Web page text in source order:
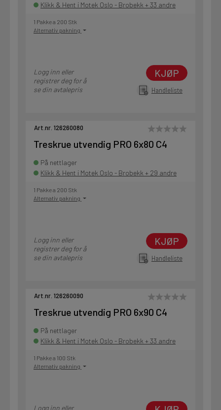
Klikk & Hent i Motek Oslo - Brobekk + 33 andre
1 Pakke a 200 Stk
Alternativ pakning
Logg inn eller
registrer deg for å
se din avtalepris
KJØP
Handleliste
Art.nr. 126260080
Treskrue utvendig PRO 6x80 C4
På nettlager
Klikk & Hent i Motek Oslo - Brobekk + 29 andre
1 Pakke a 200 Stk
Alternativ pakning
Logg inn eller
registrer deg for å
se din avtalepris
KJØP
Handleliste
Art.nr. 126260090
Treskrue utvendig PRO 6x90 C4
På nettlager
Klikk & Hent i Motek Oslo - Brobekk + 33 andre
1 Pakke a 100 Stk
Alternativ pakning
Logg inn eller